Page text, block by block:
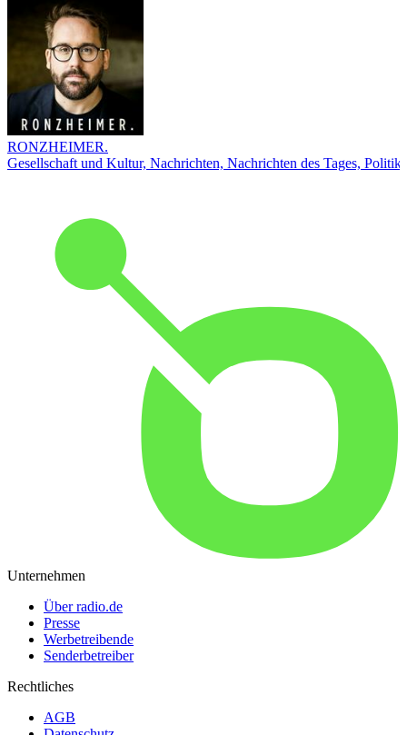
RONZHEIMER.
Gesellschaft und Kultur, Nachrichten, Nachrichten des Tages, Politik
Unternehmen
Über radio.de
Presse
Werbetreibende
Senderbetreiber
Rechtliches
AGB